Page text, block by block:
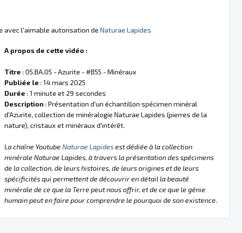
avec l'aimable autorisation de Naturae Lapides
A propos de cette vidéo :
Titre : 05.BA.05 - Azurite - #B55 - Minéraux
Publiée le : 14 mars 2025
Durée : 1 minute et 29 secondes
Description : Présentation d'un échantillon spécimen minéral
d'Azurite, collection de minéralogie Naturae Lapides (pierres de la
nature), cristaux et minéraux d'intérêt.
La chaîne Youtube Naturae Lapidesest dédiée à la collection
minérale Naturae Lapides, à travers la présentation des spécimens
de la collection, de leurs histoires, de leurs origines et de leurs
spécificités qui permettent de découvrir en détail la beauté
minérale de ce que la Terre peut nous offrir, et de ce que le génie
humain peut en faire pour comprendre le pourquoi de son existence.